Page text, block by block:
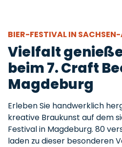
BIER-FESTIVAL IN
Vielfalt
beim 7. Craft
Magdeburg
Erleben Sie handwerklich
kreative Braukunst auf dem
Festival in Magdeburg. 80
laden zu dieser besonderen